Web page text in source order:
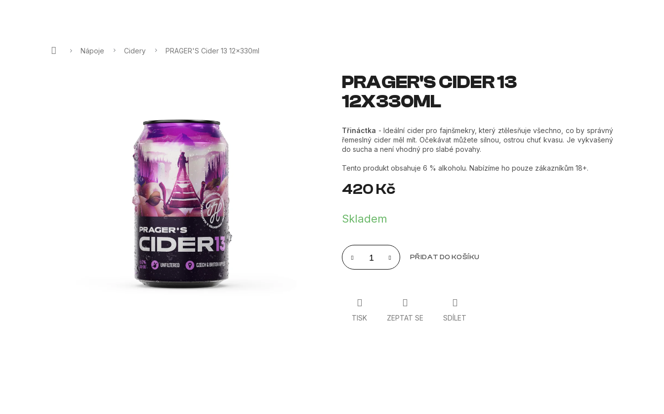
Domů Nápoje Cidery PRAGER'S Cider 13 12x330ml
PRAGER'S CIDER 13
12X330ML
420 Kč
cena:
Skladem
PŘIDAT DO KOŠÍKU
Třináctka - Ideální cider pro fajnšmekry, který ztělesňuje všechno, co by správný
řemeslný cider měl mít. Očekávat můžete silnou, ostrou chuť kvasu. Je vykvašený
do sucha a není vhodný pro slabé povahy.
Tento produkt obsahuje 6 % alkoholu. Nabízíme ho pouze zákazníkům 18+.
TISK ZEPTAT SE SDÍLET